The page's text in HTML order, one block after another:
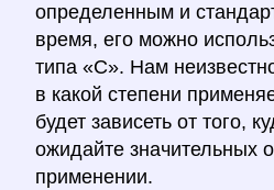
определенным и
время, его можно
типа «C». Нам
в какой степени
будет зависеть от того,
ожидайте значительных
применении.